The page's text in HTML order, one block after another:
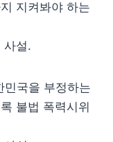
지켜봐야 하는
사설.
민국을 부정하는
불법 폭력시위